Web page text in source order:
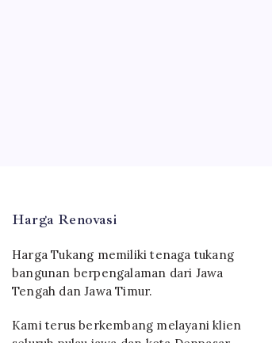
Harga Renovasi
Harga Tukang memiliki tenaga tukang
bangunan berpengalaman dari Jawa
Tengah dan Jawa Timur.
Kami terus berkembang melayani klien